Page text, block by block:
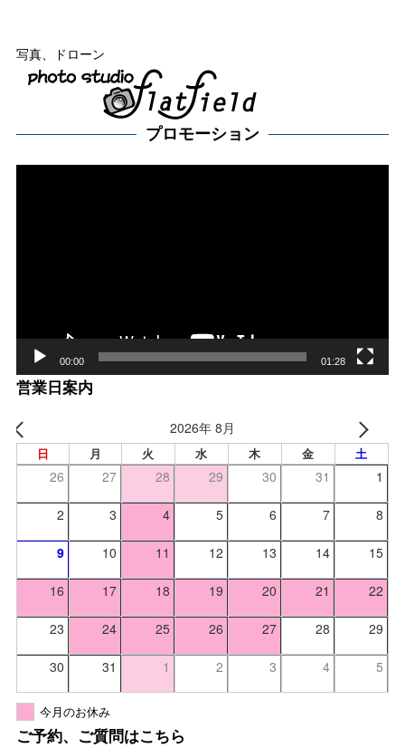
写真、ドローン
プロモーション
00:00 01:28
営業日案内
2026年 8月
日 月 火 水 木 金 土
26 27 28 29 30 31 1
2 3 4 5 6 7 8
9 10 11 12 13 14 15
16 17 18 19 20 21 22
23 24 25 26 27 28 29
30 31 1 2 3 4 5
今月のお休み
ご予約、ご質問はこちら